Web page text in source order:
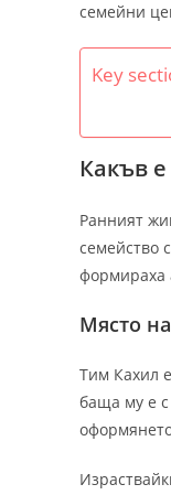
семейни
Key
Какъв
Ранният
семейство
формираха
Място
Тим Кахил
баща му е с